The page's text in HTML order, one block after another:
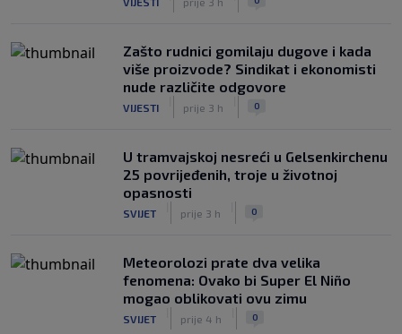
Zašto rudnici gomilaju dugove i kada
više proizvode? Sindikat i ekonomisti
nude različite odgovore
VIJESTI prije 3 h 0
U tramvajskoj nesreći u Gelsenkirchenu
25 povrijeđenih, troje u životnoj
opasnosti
SVIJET prije 3 h 0
Meteorolozi prate dva velika
fenomena: Ovako bi Super El Niño
mogao oblikovati ovu zimu
SVIJET prije 4 h 0